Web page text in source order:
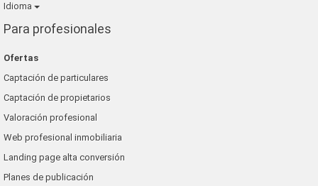
Idioma
Para profesionales
Ofertas
Captación de particulares
Captación de propietarios
Valoración profesional
Web profesional inmobiliaria
Landing page alta conversión
Planes de publicación